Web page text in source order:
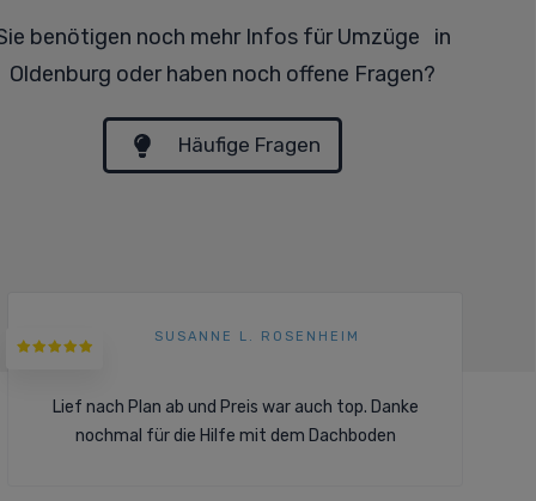
benötigen noch mehr Infos für Umzüge in
Oldenburg oder haben noch offene Fragen?
Häufige Fragen
SUSANNE L. ROSENHEIM
Lief nach Plan ab und Preis war auch top. Danke
nochmal für die Hilfe mit dem Dachboden